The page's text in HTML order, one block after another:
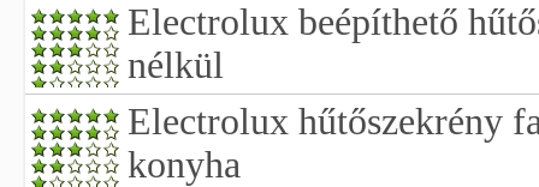
Electrolux beépíthető
nélkül
Electrolux hűtőszekrény
konyha